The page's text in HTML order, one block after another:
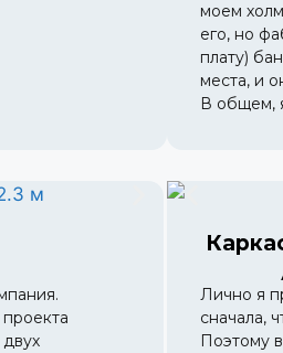
моем
его, но
плату)
места, и
В общем,
Лично я
сначала,
Поэтому